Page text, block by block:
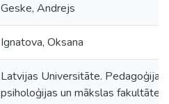
Geske, Andrejs
Ignatova, Oksana
Latvijas Universitāte. Pedagoģijas,
psiholoģijas un mākslas fakultāte